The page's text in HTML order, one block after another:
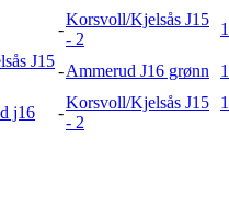
-
Korsvoll/Kjelsås J15
- 2
1
J15
-Ammerud J16 grønn 1
j16 -
Korsvoll/Kjelsås J15
- 2
1